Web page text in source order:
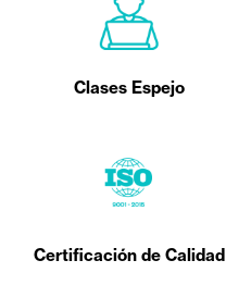
Clases Espejo
Certificación de Calidad